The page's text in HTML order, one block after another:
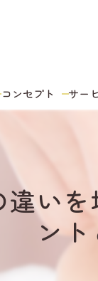
コンセプト サー
い
ン